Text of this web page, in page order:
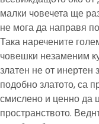
малки човечета ще
не мога да направя
Така наречените
човешки незаменим
златен не от инертен
подобно златото, са
смислено и ценно да
пространството.